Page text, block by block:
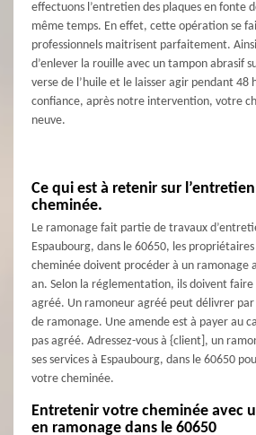
effectuons l’entretien des plaques en fonte
même temps. En effet, cette opération se
professionnels maitrisent parfaitement.
d’enlever la rouille avec un tampon abrasif
verse de l’huile et le laisser agir pendant 48
confiance, après notre intervention, votre
neuve.
Ce qui est à retenir sur
cheminée.
Le ramonage fait partie de travaux
Espaubourg, dans le 60650, les
cheminée doivent procéder à un ramonage
an. Selon la réglementation, ils doivent
agréé. Un ramoneur agréé peut délivrer
de ramonage. Une amende est à payer au
pas agréé. Adressez-vous à {client], un
ses services à Espaubourg, dans le 60650
votre cheminée.
Entretenir votre cheminée avec
en ramonage dans le 60650